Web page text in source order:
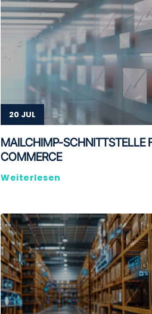
20 JUL
MAILCHIMP-SCHNITTSTELLE
COMMERCE
Weiterlesen